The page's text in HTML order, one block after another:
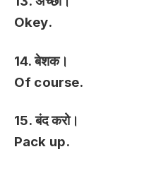
Okey.
14. बेशक।
Of course.
15. बंद करो।
Pack up.